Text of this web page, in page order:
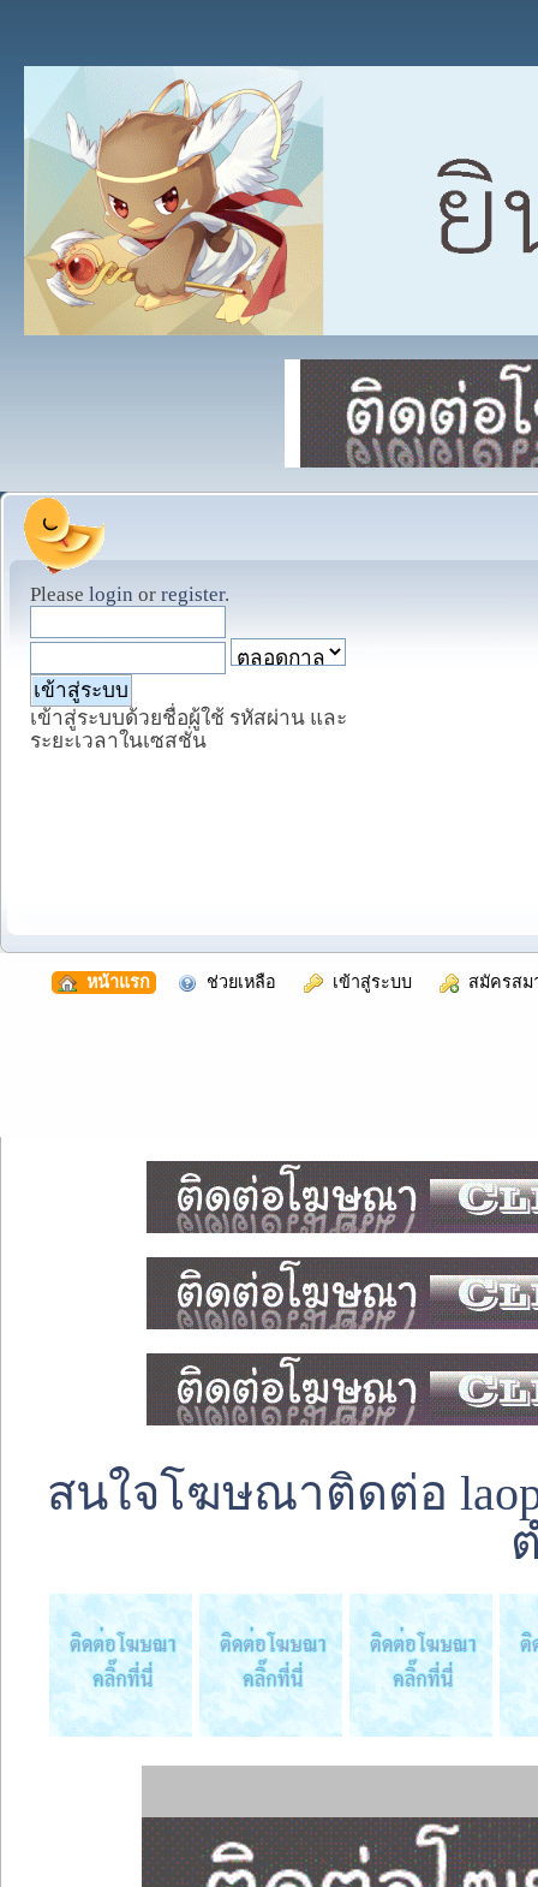
Please login or register.
เข้าสู่ระบบด้วยชื่อผู้ใช้ รหัสผ่าน และ
ระยะเวลาในเซสชั่น
หน้าแรก ช่วยเหลือ เข้าสู่ระบบ สมัครสม
สนใจโฆษณาติดต่อ